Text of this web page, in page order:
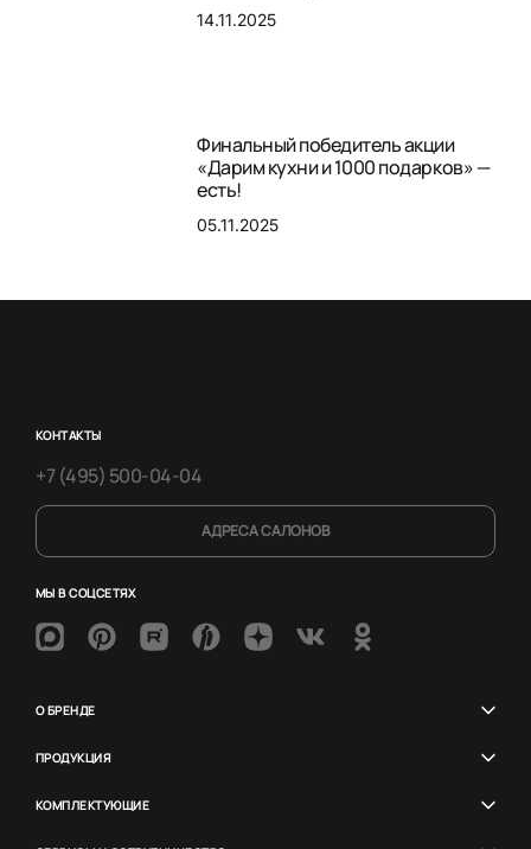
14.11.2025
Финальный победитель акции
«Дарим кухни и 1000 подарков» —
есть!
05.11.2025
КОНТАКТЫ
+7 (495) 500-04-04
АДРЕСА САЛОНОВ
МЫ В СОЦСЕТЯХ
О БРЕНДЕ
ПРОДУКЦИЯ
КОМПЛЕКТУЮЩИЕ